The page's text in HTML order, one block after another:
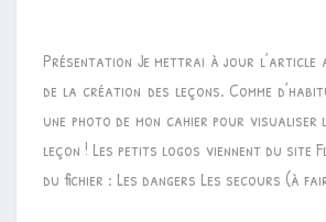
EMC
À
ET
Présentation Je mettrai à jour l’article
de la création des leçons. Comme
une photo de mon cahier pour visualiser
leçon ! Les petits logos viennent du site
du fichier : Les dangers Les secours (à